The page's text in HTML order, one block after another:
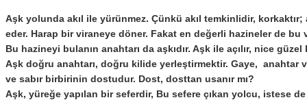
Aşk yolunda akıl ile yürünmez. Çünkü akıl temkinlidir,
eder. Harap bir viraneye döner. Fakat en değerli hazineler de bu
Bu hazineyi bulanın anahtarı da aşkıdır. Aşk ile açılır, nice güzel
Aşk doğru anahtarı, doğru kilide yerleştirmektir. Gaye, anahtar
ve sabır birbirinin dostudur. Dost, dosttan usanır mı?
Aşk, yüreğe yapılan bir seferdir, Bu sefere çıkan yolcu, istese